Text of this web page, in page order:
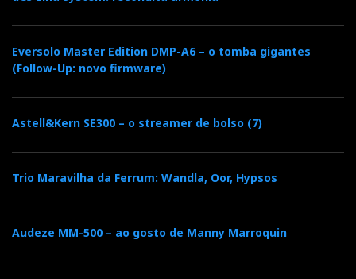
Eversolo Master Edition DMP-A6 – o tomba gigantes
(Follow-Up: novo firmware)
Astell&Kern SE300 – o streamer de bolso (7)
Trio Maravilha da Ferrum: Wandla, Oor, Hypsos
Audeze MM-500 – ao gosto de Manny Marroquin